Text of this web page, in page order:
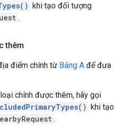
khi tạo đối tượng
.
thêm
điểm chính từ Bảng A để đưa
chính được thêm, hãy gọi
khi tạo
.